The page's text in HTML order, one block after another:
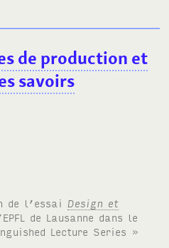
de production et
savoirs
de l’essai Design et
EPFL
de Lausanne dans le
Lecture Series »